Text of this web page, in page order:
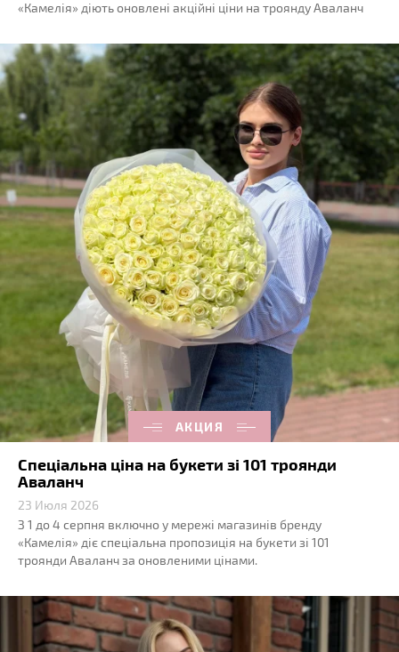
«Камелія» діють оновлені акційні ціни на троянду Аваланч
АКЦИЯ
Спеціальна ціна на букети зі 101 троянди
Аваланч
23 Июля 2026
З 1 до 4 серпня включно у мережі магазинів бренду
«Камелія» діє спеціальна пропозиція на букети зі 101
троянди Аваланч за оновленими цінами.